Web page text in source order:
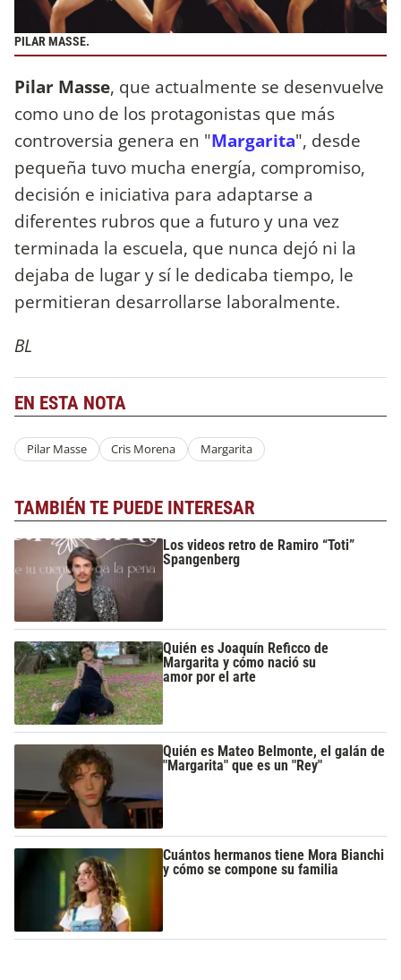
PILAR MASSE.
Pilar Masse, que actualmente se desenvuelve
como uno de los protagonistas que más
controversia genera en "Margarita", desde
pequeña tuvo mucha energía, compromiso,
decisión e iniciativa para adaptarse a
diferentes rubros que a futuro y una vez
terminada la escuela, que nunca dejó ni la
dejaba de lugar y sí le dedicaba tiempo, le
permitieran desarrollarse laboralmente.
BL
EN ESTA NOTA
Pilar Masse Cris Morena Margarita
TAMBIÉN TE PUEDE INTERESAR
Los videos retro de Ramiro “Toti”
Spangenberg
Quién es Joaquín Reficco de
Margarita y cómo nació su
amor por el arte
Quién es Mateo Belmonte, el galán de
"Margarita" que es un "Rey"
Cuántos hermanos tiene Mora Bianchi
y cómo se compone su familia